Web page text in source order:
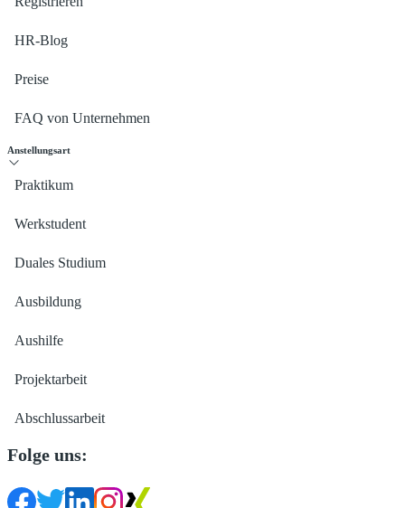
HR-Blog
Preise
FAQ von Unternehmen
Anstellungsart
Praktikum
Werkstudent
Duales Studium
Ausbildung
Aushilfe
Projektarbeit
Abschlussarbeit
Folge uns: